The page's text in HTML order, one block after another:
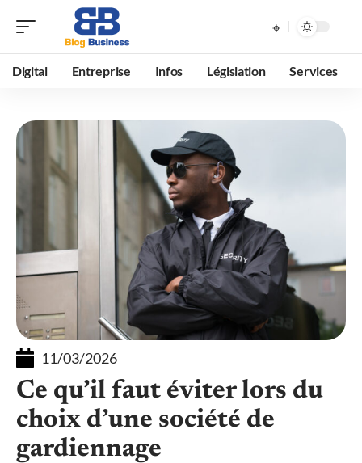
Digital Entreprise Infos Législation Services
11/03/2026
Ce qu’il faut éviter lors du
choix d’une société de
gardiennage